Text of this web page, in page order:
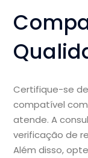
Certifique-se
compatível
atende. A
verificação de
Além disso,